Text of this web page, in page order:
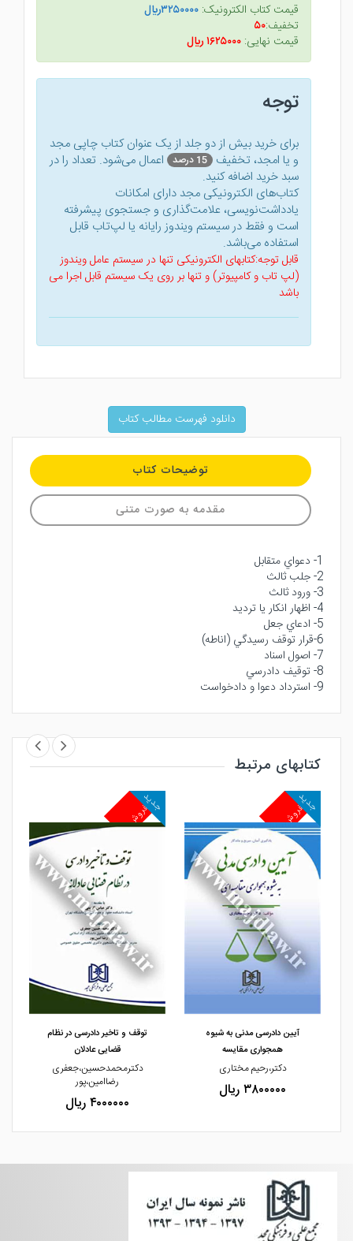
قیمت کتاب الکترونیک: ۳۲۵۰۰۰۰ريال
تخفیف:۵۰
قیمت نهایی: ۱۶۲۵۰۰۰ ريال
توجه
برای خرید بیش از دو جلد از یک عنوان کتاب‌ چاپی مجد
و یا امجد، تخفیف 15 درصد
اعمال می‌شود. تعداد را در
سبد خرید اضافه کنید.
کتاب‌های الکترونیکی مجد دارای امکانات
یادداشت‌نویسی، علامت‌گذاری و جستجوی پیشرفته
است و فقط در سیستم ویندوز رایانه یا لپ‌تاب قابل
استفاده می‌باشد.
قابل توجه:کتابهای الکترونیکی تنها در سیستم عامل ویندوز
(لپ تاب و کامپیوتر) و تنها بر روی یک سیستم قابل اجرا می
باشد
دانلود فهرست مطالب کتاب
توضیحات کتاب
مقدمه به صورت متنی
1- دعواي متقابل
2- جلب ثالث
3- ورود ثالث
4- اظهار انكار يا ترديد
5- ادعاي جعل
6-قرار توقف رسيدگي (اناطه)
7- اصول اسناد
8- توقيف دادرسي
9- استرداد دعوا و دادخواست
کتابهای مرتبط
مشاهده و خرید
پرفروش
جدید
مشاهده و خرید
آیین دادرسی مدنی به شیوه
همجواری مقایسه
دکتر،رحیم مختاری
۳۸۰۰۰۰۰ ریال
پرفروش
جدید
توقف و تاخیر دادرسی در نظام
قضایی عادلان
دکترمحمدحسین،جعفری
رضاامین،پور
۴۰۰۰۰۰۰ ریال